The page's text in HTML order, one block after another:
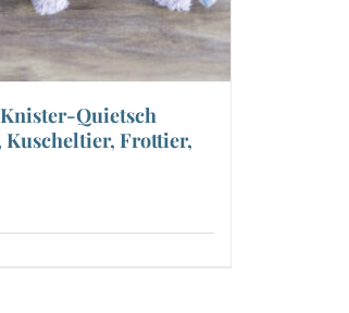
Quietsch
Kuscheltier, Frottier,